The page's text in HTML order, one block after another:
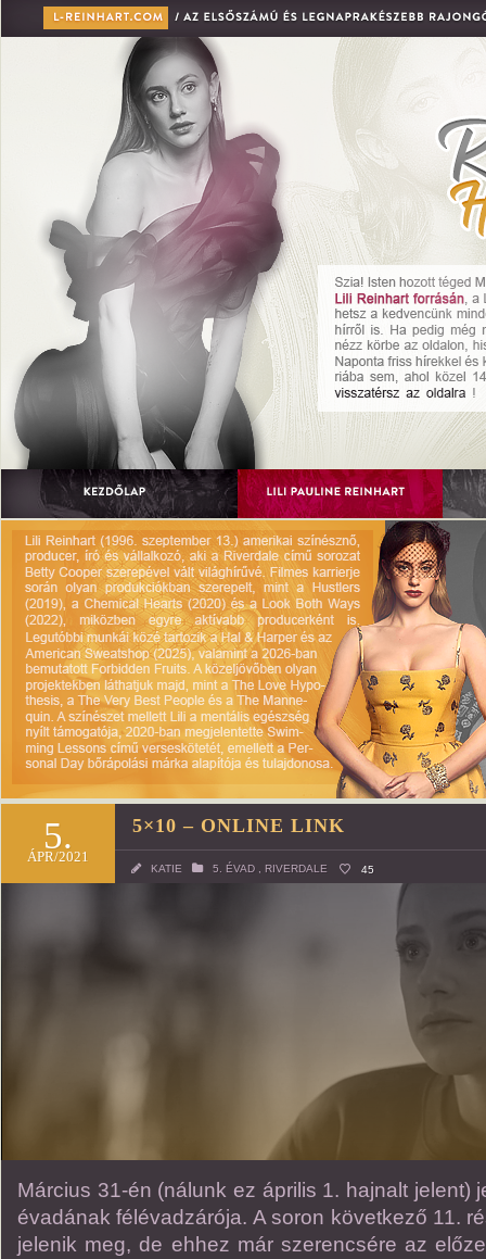
5.
ÁPR/2021
5×10 – ONLINE LINK
KATIE 5. ÉVAD RIVERDALE 45
Március 31-én (nálunk ez április 1. hajnalt jelent)
évadának félévadzárója. A soron következő 11.
jelenik meg, de ehhez már szerencsére az